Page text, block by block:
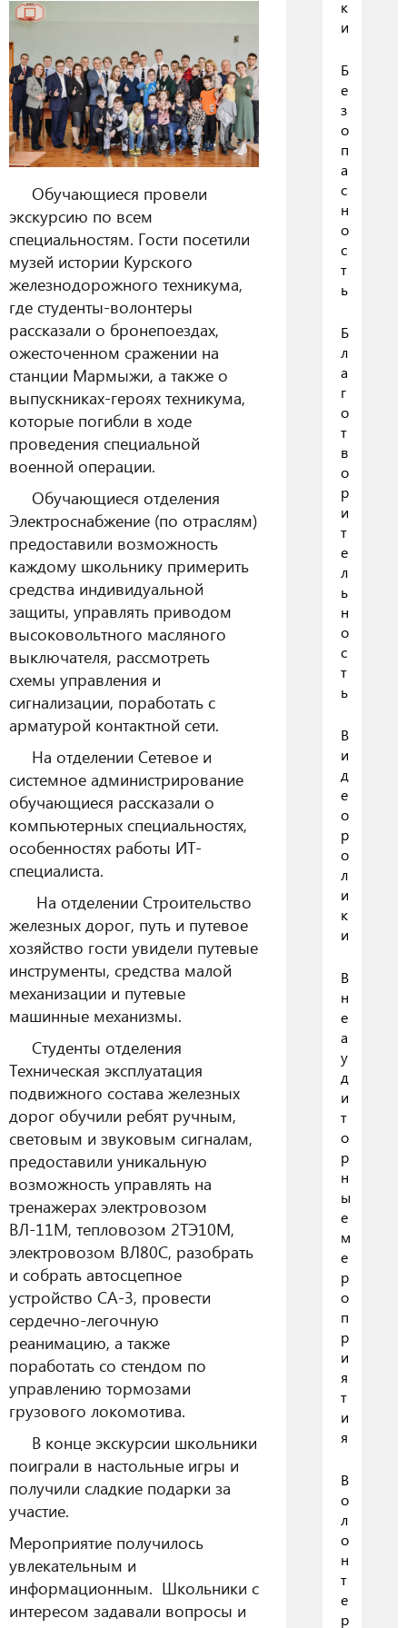
Обучающиеся провели
экскурсию по всем
специальностям. Гости посетили
музей истории Курского
железнодорожного техникума,
где студенты-волонтеры
рассказали о бронепоездах,
ожесточенном сражении на
станции Мармыжи, а также о
выпускниках-героях техникума,
которые погибли в ходе
проведения специальной
военной операции.
Обучающиеся отделения
Электроснабжение (по отраслям)
предоставили возможность
каждому школьнику примерить
средства индивидуальной
защиты, управлять приводом
высоковольтного масляного
выключателя, рассмотреть
схемы управления и
сигнализации, поработать с
арматурой контактной сети.
На отделении Сетевое и
системное администрирование
обучающиеся рассказали о
компьютерных специальностях,
особенностях работы ИТ-
специалиста.
На отделении Строительство
железных дорог, путь и путевое
хозяйство гости увидели путевые
инструменты, средства малой
механизации и путевые
машинные механизмы.
Студенты отделения
Техническая эксплуатация
подвижного состава железных
дорог обучили ребят ручным,
световым и звуковым сигналам,
предоставили уникальную
возможность управлять на
тренажерах электровозом
ВЛ-11М, тепловозом 2ТЭ10М,
электровозом ВЛ80С, разобрать
и собрать автосцепное
устройство СА-3, провести
сердечно-легочную
реанимацию, а также
поработать со стендом по
управлению тормозами
грузового локомотива.
В конце экскурсии школьники
поиграли в настольные игры и
получили сладкие подарки за
участие.
Мероприятие получилось
увлекательным и
информационным. Школьники с
интересом задавали вопросы и
к
и
Б
е
з
о
п
а
с
н
о
с
т
ь
Б
л
а
г
о
т
в
о
р
и
т
е
л
ь
н
о
с
т
ь
В
и
д
е
о
р
о
л
и
к
и
В
н
е
а
у
д
и
т
о
р
н
ы
е
м
е
р
о
п
р
и
я
т
и
я
В
о
л
о
н
т
е
р